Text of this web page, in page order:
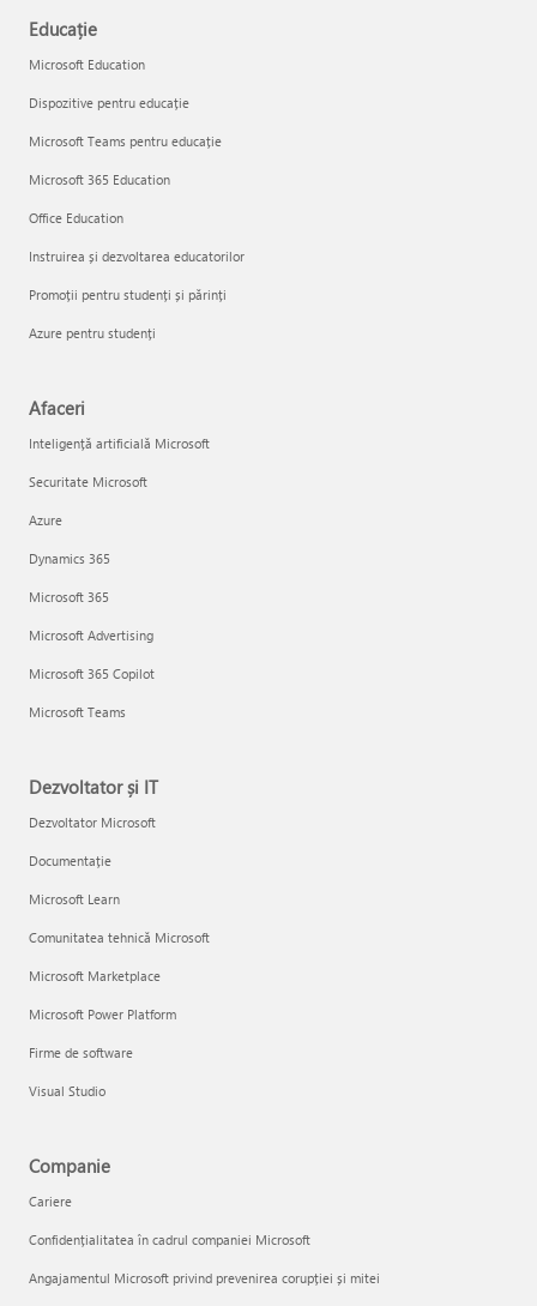
Educație
Microsoft Education
Dispozitive pentru educație
Microsoft Teams pentru educație
Microsoft 365 Education
Office Education
Instruirea și dezvoltarea educatorilor
Promoții pentru studenți și părinți
Azure pentru studenți
Afaceri
Inteligență artificială Microsoft
Securitate Microsoft
Azure
Dynamics 365
Microsoft 365
Microsoft Advertising
Microsoft 365 Copilot
Microsoft Teams
Dezvoltator și IT
Dezvoltator Microsoft
Documentație
Microsoft Learn
Comunitatea tehnică Microsoft
Microsoft Marketplace
Microsoft Power Platform
Firme de software
Visual Studio
Companie
Cariere
Confidențialitatea în cadrul companiei Microsoft
Angajamentul Microsoft privind prevenirea corupției și mitei